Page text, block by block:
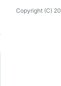
Copyright (C)